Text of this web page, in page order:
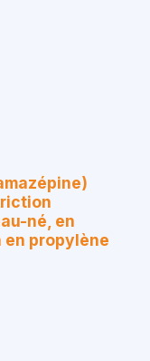
né, en
propylène